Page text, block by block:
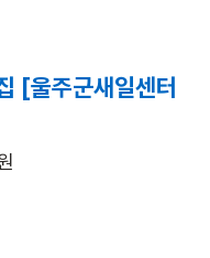
[울주군새일센터